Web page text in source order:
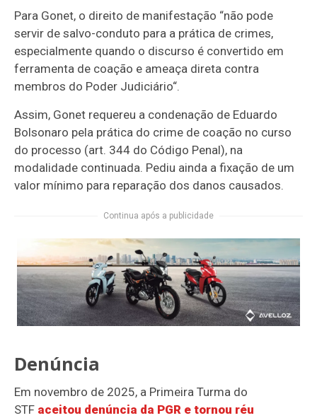
Para Gonet, o direito de manifestação “não pode
servir de salvo-conduto para a prática de crimes,
especialmente quando o discurso é convertido em
ferramenta de coação e ameaça direta contra
membros do Poder Judiciário“.
Assim, Gonet requereu a condenação de Eduardo
Bolsonaro pela prática do crime de coação no curso
do processo (art. 344 do Código Penal), na
modalidade continuada. Pediu ainda a fixação de um
valor mínimo para reparação dos danos causados.
Continua após a publicidade
Denúncia
Em novembro de 2025, a Primeira Turma do
STF aceitou denúncia da PGR e tornou réu